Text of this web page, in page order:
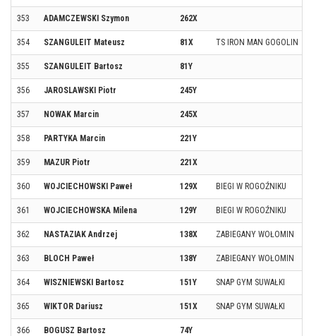
353 ADAMCZEWSKI Szymon 262X
354 SZANGULEIT Mateusz 81X TS IRON MAN GOGOLIN
355 SZANGULEIT Bartosz 81Y
356 JAROSLAWSKI Piotr 245Y
357 NOWAK Marcin 245X
358 PARTYKA Marcin 221Y
359 MAZUR Piotr 221X
360 WOJCIECHOWSKI Paweł 129X BIEGI W ROGOŹNIKU
361 WOJCIECHOWSKA Milena 129Y BIEGI W ROGOŹNIKU
362 NASTAZIAK Andrzej 138X ZABIEGANY WOŁOMIN
363 BLOCH Paweł 138Y ZABIEGANY WOŁOMIN
364 WISZNIEWSKI Bartosz 151Y SNAP GYM SUWAŁKI
365 WIKTOR Dariusz 151X SNAP GYM SUWAŁKI
366 BOGUSZ Bartosz 74Y